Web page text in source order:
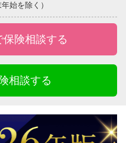
始を除く）
険相談する
相談する